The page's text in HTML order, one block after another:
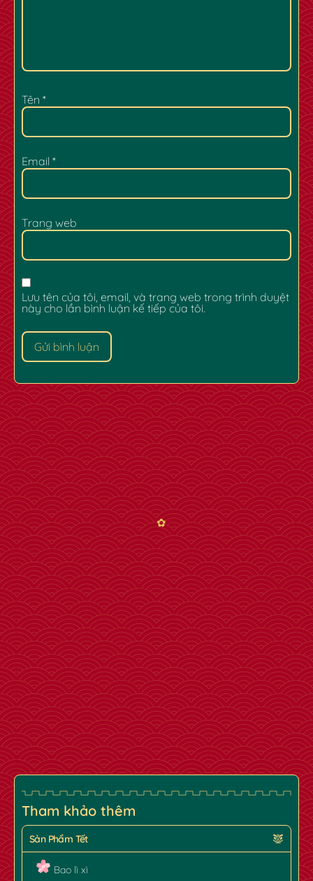
Tên *
Email *
Trang web
Lưu tên của tôi, email, và trang web trong trình duyệt
này cho lần bình luận kế tiếp của tôi.
Tham khảo thêm
Sản Phẩm Tết
Bao lì xì